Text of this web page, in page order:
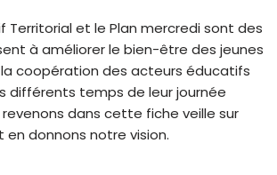
Territorial et le Plan mercredi sont des
à améliorer le bien-être des jeunes
coopération des acteurs éducatifs
différents temps de leur journée
dans cette fiche veille sur
en donnons notre vision.